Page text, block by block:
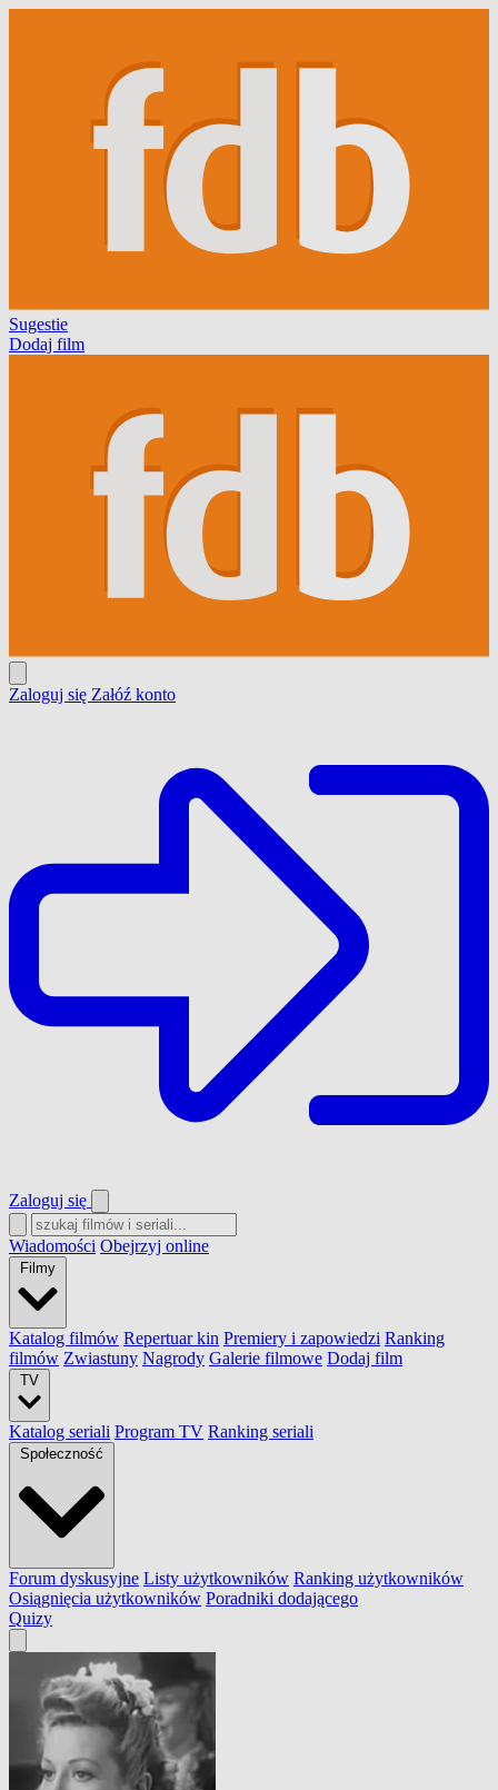
Sugestie
Dodaj film
Zaloguj się Załóź konto
Zaloguj się
Wiadomości Obejrzyj online
Filmy
Katalog filmów Repertuar kin Premiery i zapowiedzi Ranking
filmów Zwiastuny Nagrody Galerie filmowe Dodaj film
TV
Katalog seriali Program TV Ranking seriali
Społeczność
Forum dyskusyjne Listy użytkowników Ranking użytkowników
Osiągnięcia użytkowników Poradniki dodającego
Quizy